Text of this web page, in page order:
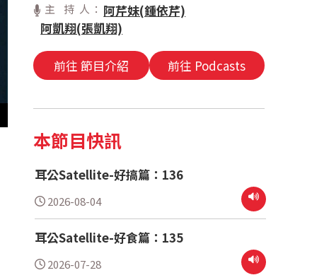
主 持 人： 阿芹妹(鍾依芹)
阿凱翔(張凱翔)
前往 節目介紹 前往 Podcasts
本節目快訊
耳公Satellite-好搞篇：136
2026-08-04
耳公Satellite-好食篇：135
2026-07-28